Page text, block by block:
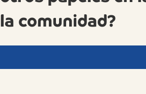
la comunidad?